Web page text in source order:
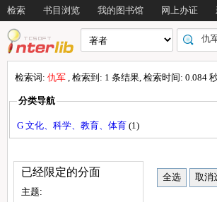
检索 书目浏览 我的图书馆 网上办证
检索词: 仇军 , 检索到: 1 条结果, 检索时间: 0.084
分类导航
G 文化、科学、教育、体育 (1)
已经限定的分面
主题: